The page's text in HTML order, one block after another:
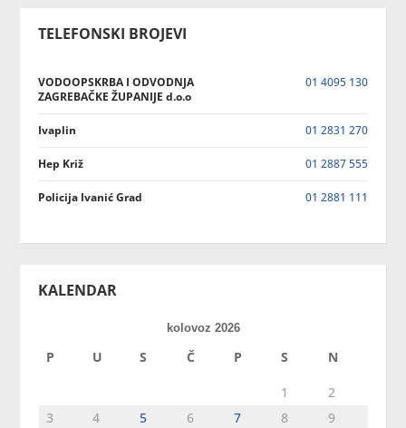
TELEFONSKI BROJEVI
VODOOPSKRBA I ODVODNJA
ZAGREBAČKE ŽUPANIJE d.o.o
01 4095 130
Ivaplin 01 2831 270
Hep Križ 01 2887 555
Policija Ivanić Grad 01 2881 111
KALENDAR
kolovoz 2026
P U S Č P S N
1
2
3
4 5 6 7 8
9